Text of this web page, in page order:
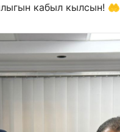
кабыл кылсын! 🤲